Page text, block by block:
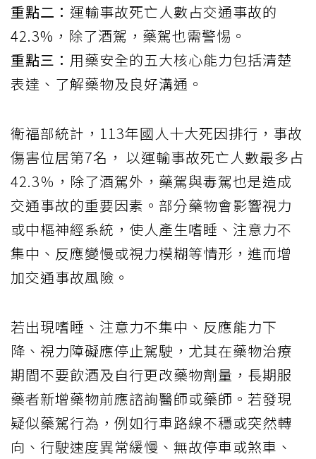
重點二： 運輸事故死亡人數占交通事故的
42.3%，除了酒駕，藥駕也需警惕。
重點三： 用藥安全的五大核心能力包括清楚
表達、了解藥物及良好溝通。
衛福部統計，113年國人十大死因排行，事故
傷害位居第7名， 以運輸事故死亡人數最多占
42.3％，除了酒駕外，藥駕與毒駕也是造成
交通事故的重要因素。部分藥物會影響視力
或中樞神經系統，使人產生嗜睡、注意力不
集中、反應變慢或視力模糊等情形，進而增
加交通事故風險。
若出現嗜睡、注意力不集中、反應能力下
降、視力障礙應停止駕駛，尤其在藥物治療
期間不要飲酒及自行更改藥物劑量，長期服
藥者新增藥物前應諮詢醫師或藥師。若發現
疑似藥駕行為，例如行車路線不穩或突然轉
向、行駛速度異常緩慢、無故停車或煞車、